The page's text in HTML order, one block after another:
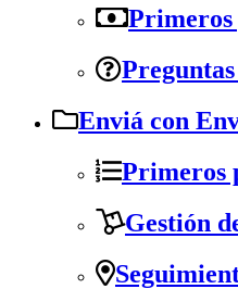
Primeros
Enviá con
Primeros
Gestión